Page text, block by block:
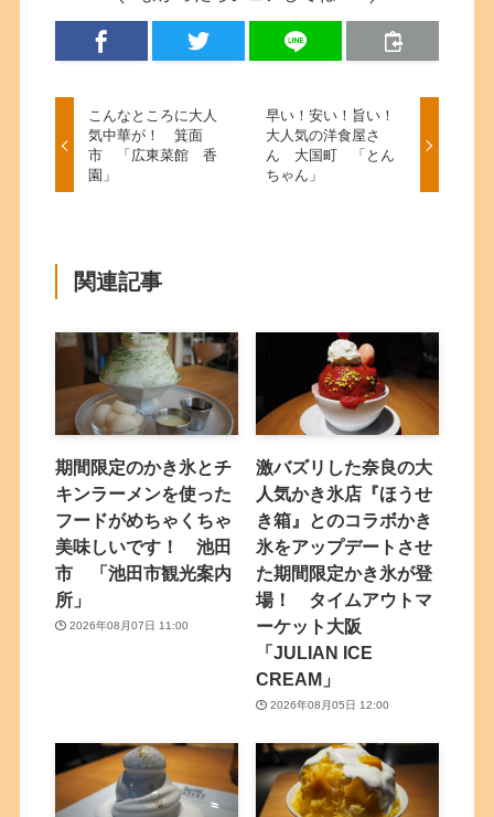
こんなところに大人
気中華が！ 箕面
市 「広東菜館 香
園」
早い！安い！旨い！
大人気の洋食屋さ
ん 大国町 「とん
ちゃん」
関連記事
期間限定のかき氷とチ
キンラーメンを使った
フードがめちゃくちゃ
美味しいです！ 池田
市 「池田市観光案内
所」
2026年08月07日 11:00
激バズリした奈良の大
人気かき氷店『ほうせ
き箱』とのコラボかき
氷をアップデートさせ
た期間限定かき氷が登
場！ タイムアウトマ
ーケット大阪
「JULIAN ICE
CREAM」
2026年08月05日 12:00